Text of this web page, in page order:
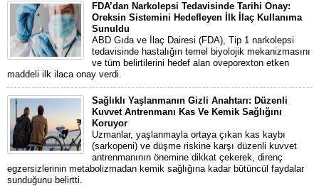
FDA’dan Narkolepsi Tedavisinde Tarihi Onay:
Oreksin Sistemini Hedefleyen İlk İlaç Kullanıma
Sunuldu
ABD Gıda ve İlaç Dairesi (FDA), Tip 1 narkolepsi
tedavisinde hastalığın temel biyolojik mekanizmasını
ve tüm belirtilerini hedef alan oveporexton etken
maddeli ilk ilaca onay verdi.
Sağlıklı Yaşlanmanın Gizli Anahtarı: Düzenli
Kuvvet Antrenmanı Kas Ve Kemik Sağlığını
Koruyor
Uzmanlar, yaşlanmayla ortaya çıkan kas kaybı
(sarkopeni) ve düşme riskine karşı düzenli kuvvet
antrenmanının önemine dikkat çekerek, direnç
egzersizlerinin metabolizmadan kemik sağlığına kadar bütüncül faydalar
sunduğunu belirtti.